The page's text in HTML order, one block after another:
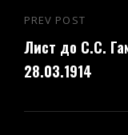
Previous
Post
PREV POST
Лист до С.С.
28.03.1914